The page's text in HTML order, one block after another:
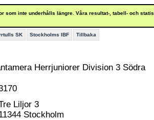
som inte underhålls längre. Våra resultat-, tabell- och
SK Stockholms IBF Tillbaka
Herrjuniorer Division 3 Södra
Liljor 3
Stockholm